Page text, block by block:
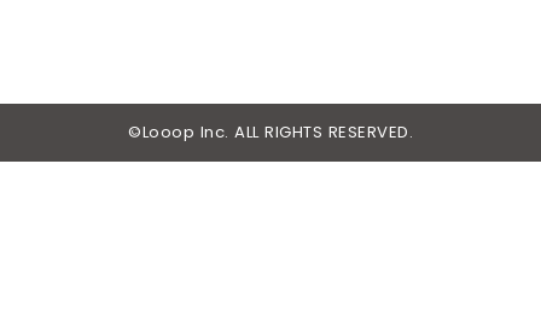
©Looop Inc. ALL RIGHTS RESERVED.